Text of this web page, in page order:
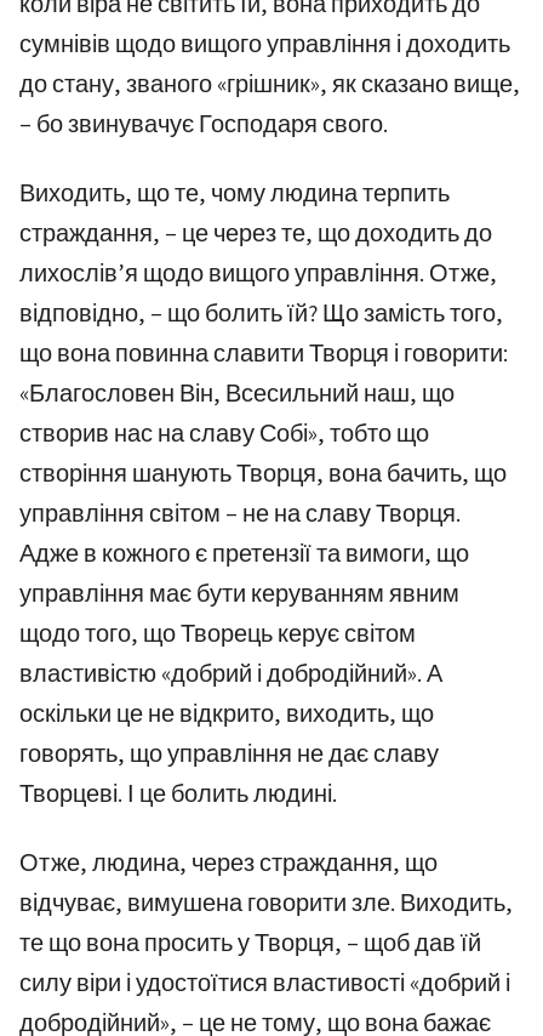
сумнівів щодо вищого управління і доходить
до стану, званого «грішник», як сказано вище,
– бо звинувачує Господаря свого.
Виходить, що те, чому людина терпить
страждання, – це через те, що доходить до
лихослів’я щодо вищого управління. Отже,
відповідно, – що болить їй? Що замість того,
що вона повинна славити Творця і говорити:
«Благословен Він, Всесильний наш, що
створив нас на славу Собі», тобто що
створіння шанують Творця, вона бачить, що
управління світом – не на славу Творця.
Адже в кожного є претензії та вимоги, що
управління має бути керуванням явним
щодо того, що Творець керує світом
властивістю «добрий і добродійний». А
оскільки це не відкрито, виходить, що
говорять, що управління не дає славу
Творцеві. І це болить людині.
Отже, людина, через страждання, що
відчуває, вимушена говорити зле. Виходить,
те що вона просить у Творця, – щоб дав їй
силу віри і удостоїтися властивості «добрий і
добродійний», – це не тому, що вона бажає